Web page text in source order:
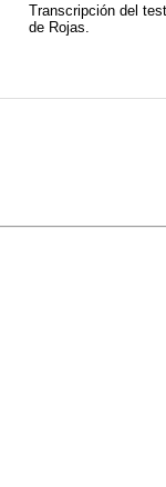
Transcripción del
de Rojas.